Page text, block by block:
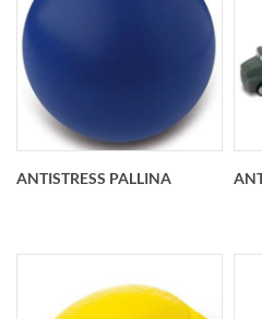
Dimensioni
60x70x78 mm
ANTISTRESS PALLINA